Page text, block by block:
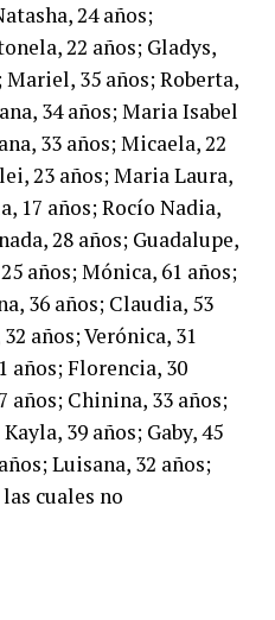
24 años;
22 años; Gladys,
35 años; Roberta,
34 años; Maria Isabel
33 años; Micaela, 22
23 años; Maria Laura,
17 años; Rocío Nadia,
28 años; Guadalupe,
años; Mónica, 61 años;
36 años; Claudia, 53
años; Verónica, 31
años; Florencia, 30
años; Chinina, 33 años;
39 años; Gaby, 45
Luisana, 32 años;
cuales no